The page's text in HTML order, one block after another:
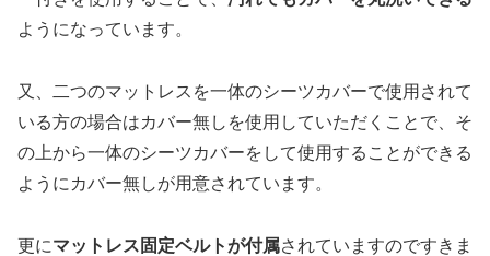
ようになっています。
又、二つのマットレスを一体のシーツカバーで使用されて
いる方の場合はカバー無しを使用していただくことで、そ
の上から一体のシーツカバーをして使用することができる
ようにカバー無しが用意されています。
更にマットレス固定ベルトが付属されていますのですきま